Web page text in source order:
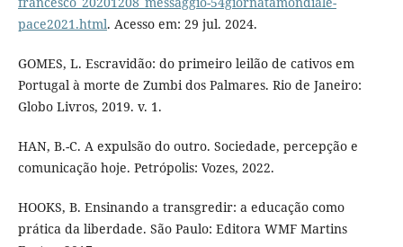
pace2021.html. Acesso em: 29 jul. 2024.
GOMES, L. Escravidão: do primeiro leilão de cativos em
Portugal à morte de Zumbi dos Palmares. Rio de Janeiro:
Globo Livros, 2019. v. 1.
HAN, B.-C. A expulsão do outro. Sociedade, percepção e
comunicação hoje. Petrópolis: Vozes, 2022.
HOOKS, B. Ensinando a transgredir: a educação como
prática da liberdade. São Paulo: Editora WMF Martins